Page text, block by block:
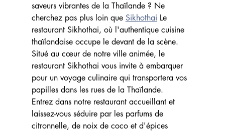
saveurs vibrantes de la Thaïlande ? Ne
cherchez pas plus loin que Sikhothai Le
restaurant Sikhothai, où l'authentique cuisine
thaïlandaise occupe le devant de la scène.
Situé au cœur de notre ville animée, le
restaurant Sikhothai vous invite à embarquer
pour un voyage culinaire qui transportera vos
papilles dans les rues de la Thaïlande.
Entrez dans notre restaurant accueillant et
laissez-vous séduire par les parfums de
citronnelle, de noix de coco et d'épices